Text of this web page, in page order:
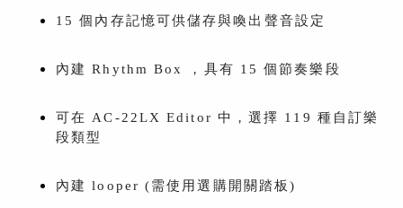
15 個內存記憶可供儲存與喚出聲音設定
內建 Rhythm Box ，具有 15 個節奏樂段
可在 AC-22LX Editor 中，選擇 119 種自訂樂
段類型
內建 looper (需使用選購開關踏板)